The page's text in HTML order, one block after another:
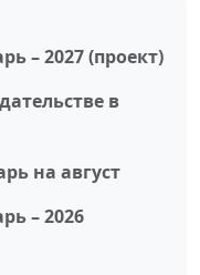
– 2027 (проект)
в
на август
– 2026